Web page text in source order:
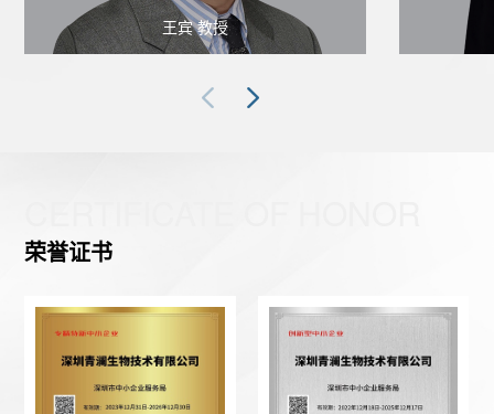
等国家及省部级科研课题多项。兼任美国《DNA&CellBiology》、
《VirologicaSinica》、《中华微生物学和免疫学杂志》、和《微
王宾教授是苏州艾棣维欣公司创始人，这是一家处于临床阶
果于2023年发表于国际期刊EMI上。王宾教授作为青澜生物在微
者。
王宾 教授
荣誉证书